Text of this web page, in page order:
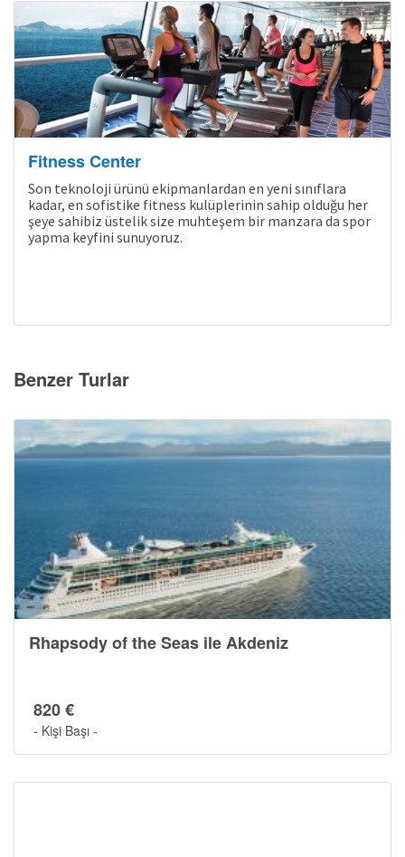
Fitness Center
Son teknoloji ürünü ekipmanlardan en yeni sınıflara
kadar, en sofistike fitness kulüplerinin sahip olduğu her
şeye sahibiz üstelik size muhteşem bir manzara da spor
yapma keyfini sunuyoruz.
Benzer Turlar
Rhapsody of the Seas ile Akdeniz
820 €
- Kişi Başı -